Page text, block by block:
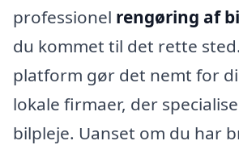
professionel rengøring af
du kommet til det rette
platform gør det nemt for
lokale firmaer, der
bilpleje. Uanset om du har